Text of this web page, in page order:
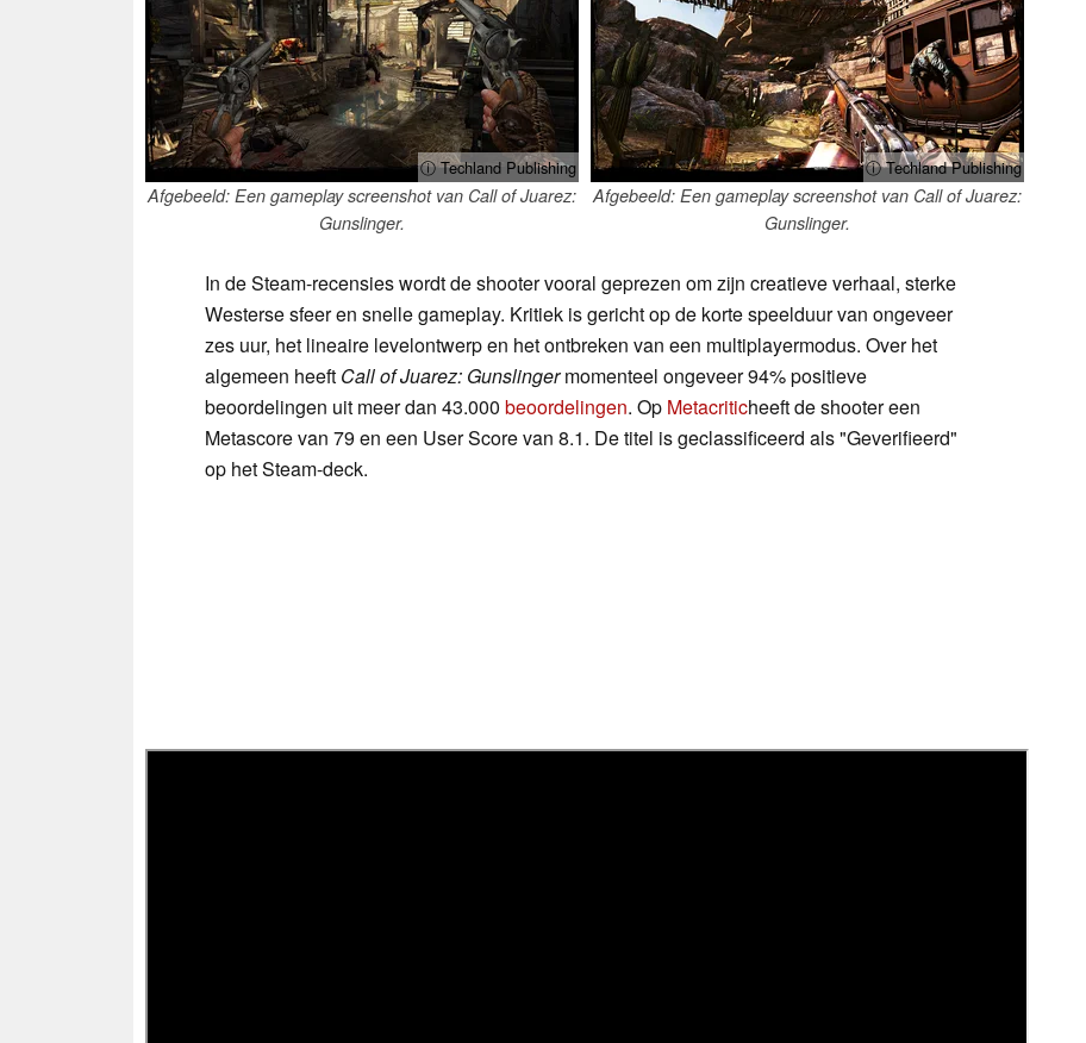
ⓘ Techland Publishing
Afgebeeld: Een gameplay screenshot van Call of Juarez:
Gunslinger.
ⓘ Techland Publishing
Afgebeeld: Een gameplay screenshot van Call of Juarez:
Gunslinger.
In de Steam-recensies wordt de shooter vooral geprezen om zijn creatieve verhaal, sterke
Westerse sfeer en snelle gameplay. Kritiek is gericht op de korte speelduur van ongeveer
zes uur, het lineaire levelontwerp en het ontbreken van een multiplayermodus. Over het
algemeen heeft Call of Juarez: Gunslingermomenteel ongeveer 94% positieve
beoordelingen uit meer dan 43.000 beoordelingen. Op Metacriticheeft de shooter een
Metascore van 79 en een User Score van 8.1. De titel is geclassificeerd als "Geverifieerd"
op het Steam-deck.